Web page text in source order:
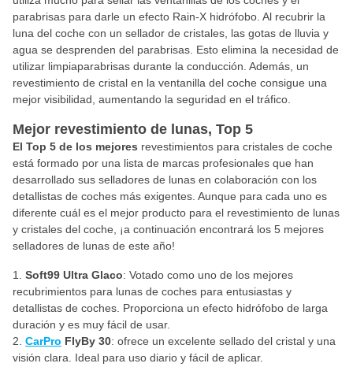
parabrisas para darle un efecto Rain-X hidrófobo. Al recubrir la
luna del coche con un sellador de cristales, las gotas de lluvia y
agua se desprenden del parabrisas. Esto elimina la necesidad de
utilizar limpiaparabrisas durante la conducción. Además, un
revestimiento de cristal en la ventanilla del coche consigue una
mejor visibilidad, aumentando la seguridad en el tráfico.
Mejor revestimiento de lunas, Top 5
El Top 5 de los mejores revestimientos para cristales de coche
está formado por una lista de marcas profesionales que han
desarrollado sus selladores de lunas en colaboración con los
detallistas de coches más exigentes. Aunque para cada uno es
diferente cuál es el mejor producto para el revestimiento de lunas
y cristales del coche, ¡a continuación encontrará los 5 mejores
selladores de lunas de este año!
Soft99 Ultra Glaco: Votado como uno de los mejores
recubrimientos para lunas de coches para entusiastas y
detallistas de coches. Proporciona un efecto hidrófobo de larga
duración y es muy fácil de usar.
CarPro FlyBy 30: ofrece un excelente sellado del cristal y una
visión clara. Ideal para uso diario y fácil de aplicar.